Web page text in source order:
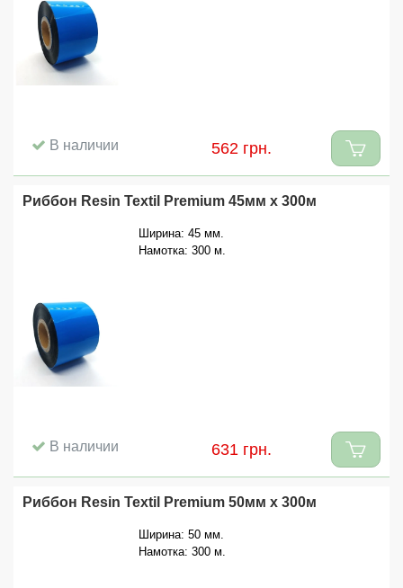
В наличии 562 грн.
Риббон Resin Textil Premium 45мм x 300м
Ширина: 45 мм.
Намотка: 300 м.
В наличии 631 грн.
Риббон Resin Textil Premium 50мм x 300м
Ширина: 50 мм.
Намотка: 300 м.